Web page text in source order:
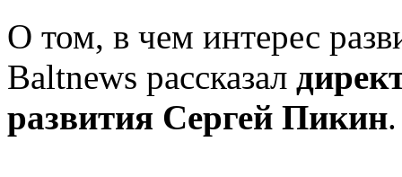
О том, в чем интерес
Baltnews рассказал
развития Сергей Пикин.